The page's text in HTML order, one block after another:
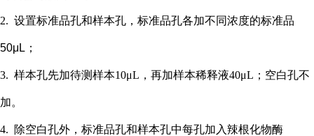
2. 设置标准品孔和样本孔 ，标准品孔各加不同浓度的标准品
50μL；
3. 样本孔先加待测样本10μL，再加样本稀释液40μL； 空白孔不
加。
4. 除空白孔外， 标准品孔和样本孔中每孔加入辣根化物酶